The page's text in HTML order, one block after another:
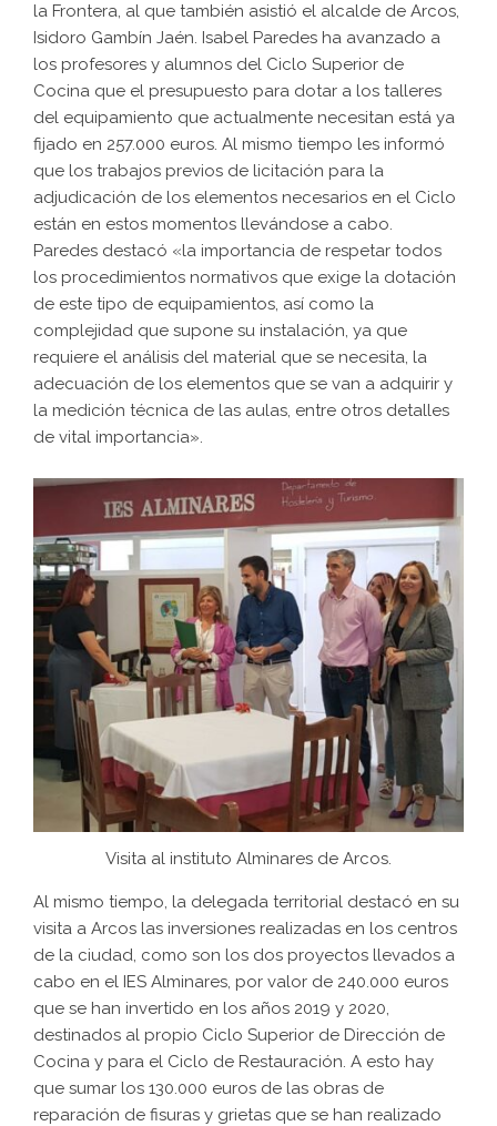
la Frontera, al que también asistió el alcalde de Arcos,
Isidoro Gambín Jaén. Isabel Paredes ha avanzado a
los profesores y alumnos del Ciclo Superior de
Cocina que el presupuesto para dotar a los talleres
del equipamiento que actualmente necesitan está ya
fijado en 257.000 euros. Al mismo tiempo les informó
que los trabajos previos de licitación para la
adjudicación de los elementos necesarios en el Ciclo
están en estos momentos llevándose a cabo.
Paredes destacó «la importancia de respetar todos
los procedimientos normativos que exige la dotación
de este tipo de equipamientos, así como la
complejidad que supone su instalación, ya que
requiere el análisis del material que se necesita, la
adecuación de los elementos que se van a adquirir y
la medición técnica de las aulas, entre otros detalles
de vital importancia».
Visita al instituto Alminares de Arcos.
Al mismo tiempo, la delegada territorial destacó en su
visita a Arcos las inversiones realizadas en los centros
de la ciudad, como son los dos proyectos llevados a
cabo en el IES Alminares, por valor de 240.000 euros
que se han invertido en los años 2019 y 2020,
destinados al propio Ciclo Superior de Dirección de
Cocina y para el Ciclo de Restauración. A esto hay
que sumar los 130.000 euros de las obras de
reparación de fisuras y grietas que se han realizado